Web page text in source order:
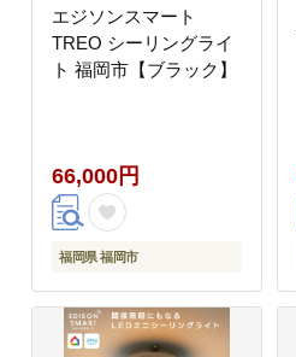
エジソンスマート
TREO シーリングライ
ト 福岡市【ブラック】
66,000円
福岡県 福岡市